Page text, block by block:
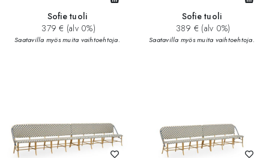
Sofie tuoli
379 € (alv 0%)
Saatavilla myös muita vaihtoehtoja.
Sofie tuoli
389 € (alv 0%)
Saatavilla myös muita vaihtoehtoja.